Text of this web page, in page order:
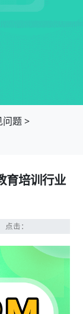
问题>
育培训行业
点击：